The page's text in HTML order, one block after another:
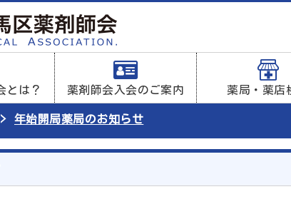
とは？ 薬剤師会入会のご案内 薬局・薬店
年始開局薬局のお知らせ